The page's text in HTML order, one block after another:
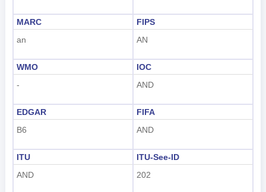
MARC
an
FIPS
AN
WMO
-
IOC
AND
EDGAR
B6
FIFA
AND
ITU
AND
ITU-See-ID
202